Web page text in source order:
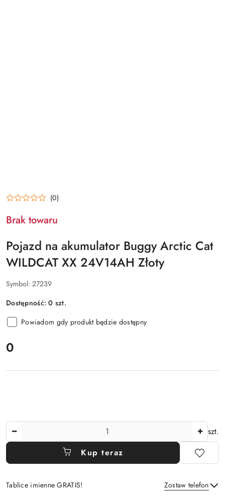
(0)
Brak towaru
Pojazd na akumulator Buggy Arctic Cat
WILDCAT XX 24V14AH Złoty
Symbol: 27239
Dostępność:0 szt.
Powiadom gdy produkt będzie dostępny
cena:
0
szt.
Kup teraz
Tablice imienne GRATIS! Zostaw telefon